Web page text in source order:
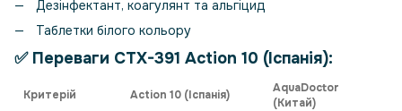
Дезінфектант, коагулянт та альгіцид
Таблетки білого кольору
✅ Переваги CTX-391 Action 10 (Іспанія):
Критерій Action 10 (Іспанія)
AquaDoctor
(Китай)